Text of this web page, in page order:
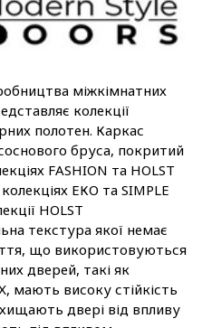
міжкімнатних
колекції
полотен. Каркас
бруса, покритий
FASHION та HOLST
ЕКО та SIMPLE
HOLST
текстура якої немає
що використовуються
дверей, такі як
мають високу стійкість
двері від впливу